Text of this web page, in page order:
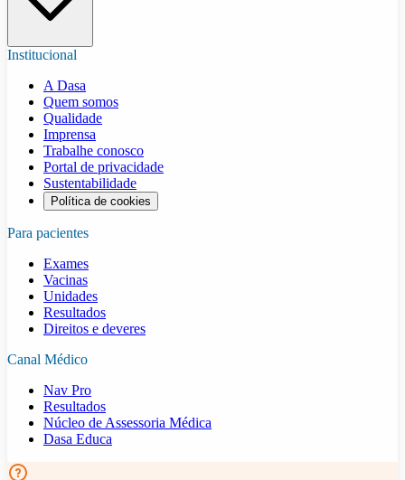
Institucional
A Dasa
Quem somos
Qualidade
Imprensa
Trabalhe conosco
Portal de privacidade
Sustentabilidade
Política de cookies
Para pacientes
Exames
Vacinas
Unidades
Resultados
Direitos e deveres
Canal Médico
Nav Pro
Resultados
Núcleo de Assessoria Médica
Dasa Educa